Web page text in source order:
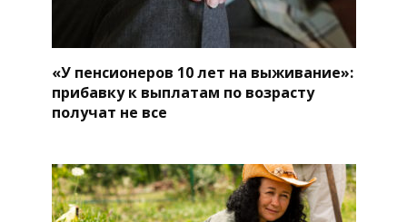
«У пенсионеров 10 лет на выживание»:
прибавку к выплатам по возрасту
получат не все